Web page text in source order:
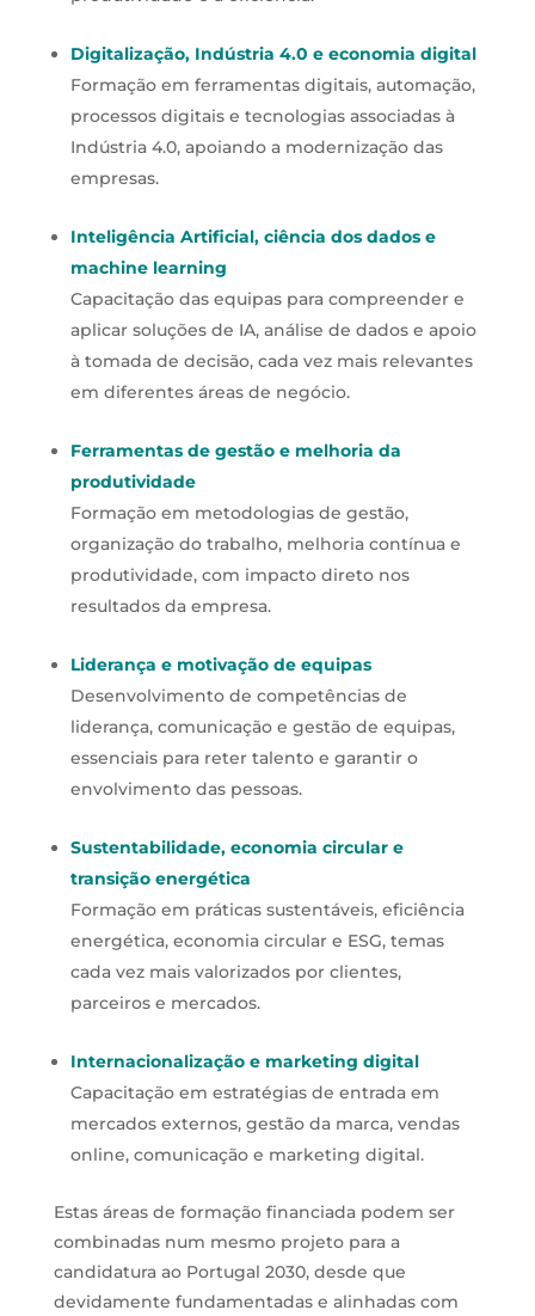
Digitalização, Indústria 4.0 e economia digital
Formação em ferramentas digitais, automação,
processos digitais e tecnologias associadas à
Indústria 4.0, apoiando a modernização das
empresas.
Inteligência Artificial, ciência dos dados e
machine learning
Capacitação das equipas para compreender e
aplicar soluções de IA, análise de dados e apoio
à tomada de decisão, cada vez mais relevantes
em diferentes áreas de negócio.
Ferramentas de gestão e melhoria da
produtividade
Formação em metodologias de gestão,
organização do trabalho, melhoria contínua e
produtividade, com impacto direto nos
resultados da empresa.
Liderança e motivação de equipas
Desenvolvimento de competências de
liderança, comunicação e gestão de equipas,
essenciais para reter talento e garantir o
envolvimento das pessoas.
Sustentabilidade, economia circular e
transição energética
Formação em práticas sustentáveis, eficiência
energética, economia circular e ESG, temas
cada vez mais valorizados por clientes,
parceiros e mercados.
Internacionalização e marketing digital
Capacitação em estratégias de entrada em
mercados externos, gestão da marca, vendas
online, comunicação e marketing digital.
Estas áreas de formação financiada podem ser
combinadas num mesmo projeto para a
candidatura ao Portugal 2030, desde que
devidamente fundamentadas e alinhadas com